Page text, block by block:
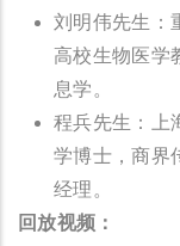
刘明伟先生：
高校生物医学
息学。
程兵先生：上
学博士，商界
经理。
回放视频：